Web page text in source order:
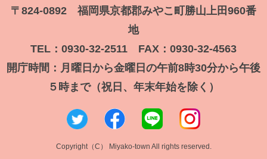
〒824-0892 福岡県京都郡みやこ町勝山上田960番
地
TEL：0930-32-2511 FAX：0930-32-4563
開庁時間：月曜日から金曜日の午前8時30分から午後
５時まで（祝日、年末年始を除く）
Copyright（C） Miyako-town All rights reserved.